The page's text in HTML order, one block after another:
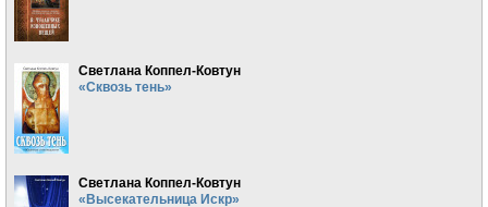
Светлана Коппел-Ковтун
«Сквозь тень»
Светлана Коппел-Ковтун
«Высекательница Искр»